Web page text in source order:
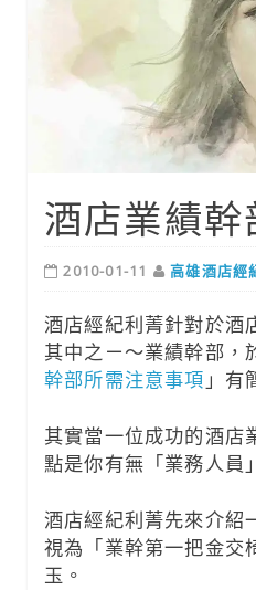
酒店業績
2010-01-11 高雄酒店經
酒店經紀利菁針對於酒
其中之ㄧ～業績幹部，
幹部所需注意事項 」有
其實當一位成功的酒店
點是你有無「業務人員
酒店經紀利菁先來介紹
視為「業幹第一把金交
玉。